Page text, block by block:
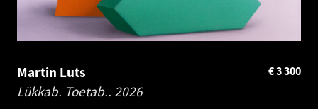
Martin Luts
Lükkab. Toetab.. 2026
3 300
€